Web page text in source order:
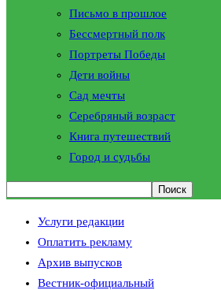
Письмо в прошлое
Бессмертный полк
Портреты Победы
Дети войны
Сад мечты
Серебряный возраст
Книга путешествий
Город и судьбы
Услуги редакции
Оплатить рекламу
Архив выпусков
Вестник-официальный